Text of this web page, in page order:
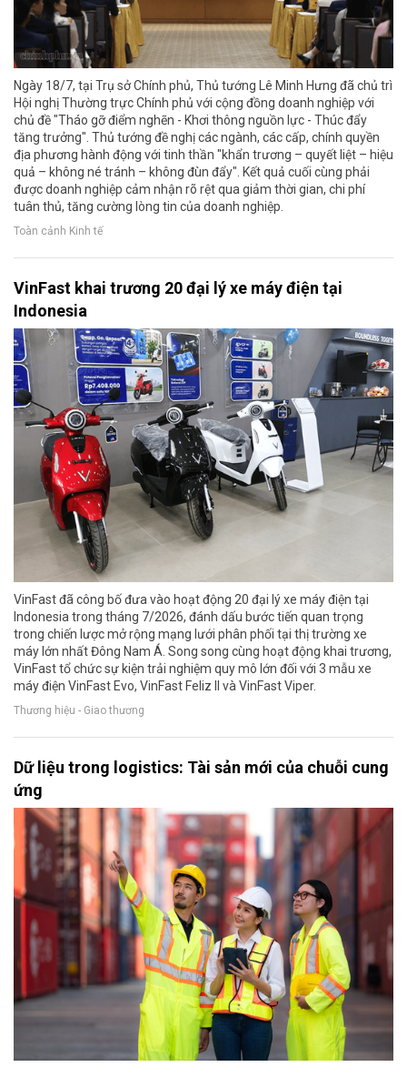
Ngày 18/7, tại Trụ sở Chính phủ, Thủ tướng Lê Minh Hưng đã chủ trì
Hội nghị Thường trực Chính phủ với cộng đồng doanh nghiệp với
chủ đề "Tháo gỡ điểm nghẽn - Khơi thông nguồn lực - Thúc đẩy
tăng trưởng". Thủ tướng đề nghị các ngành, các cấp, chính quyền
địa phương hành động với tinh thần "khẩn trương – quyết liệt – hiệu
quả – không né tránh – không đùn đẩy". Kết quả cuối cùng phải
được doanh nghiệp cảm nhận rõ rệt qua giảm thời gian, chi phí
tuân thủ, tăng cường lòng tin của doanh nghiệp.
Toàn cảnh Kinh tế
VinFast khai trương 20 đại lý xe máy điện tại
Indonesia
VinFast đã công bố đưa vào hoạt động 20 đại lý xe máy điện tại
Indonesia trong tháng 7/2026, đánh dấu bước tiến quan trọng
trong chiến lược mở rộng mạng lưới phân phối tại thị trường xe
máy lớn nhất Đông Nam Á. Song song cùng hoạt động khai trương,
VinFast tổ chức sự kiện trải nghiệm quy mô lớn đối với 3 mẫu xe
máy điện VinFast Evo, VinFast Feliz II và VinFast Viper.
Thương hiệu - Giao thương
Dữ liệu trong logistics: Tài sản mới của chuỗi cung
ứng